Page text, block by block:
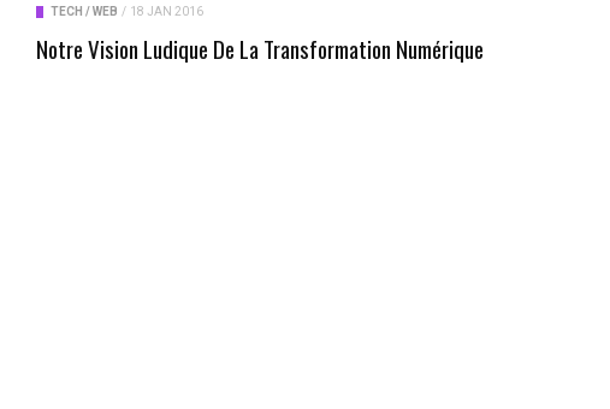
TECH / WEB / 18 JAN 2016
Notre Vision Ludique De La Transformation Numérique